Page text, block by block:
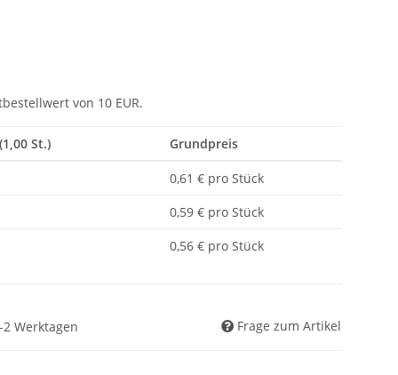
von 10 EUR.
St.) Grundpreis
0,61 € pro Stück
0,59 € pro Stück
0,56 € pro Stück
Werktagen
Frage zum Artikel